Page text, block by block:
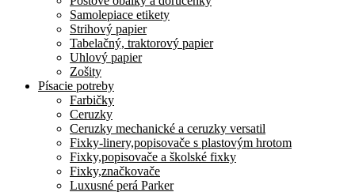
Samolepiace etikety
Strihový papier
Tabelačný, traktorový papier
Uhlový papier
Zošity
Písacie potreby
Farbičky
Ceruzky
Ceruzky mechanické a ceruzky versatil
Fixky-linery,popisovače s plastovým hrotom
Fixky,popisovače a školské fixky
Fixky,značkovače
Luxusné perá Parker